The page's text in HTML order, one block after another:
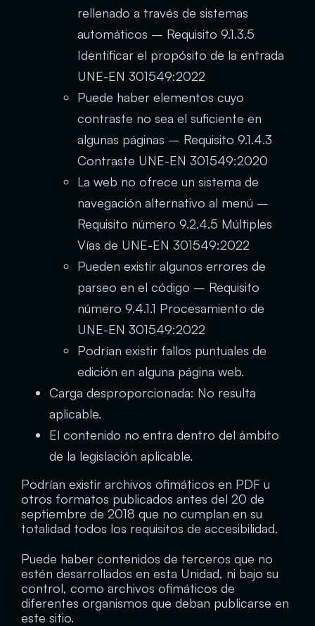
rellenado a través de sistemas
automáticos – Requisito 9.1.3.5
Identificar el propósito de la entrada
UNE-EN 301549:2022
Puede haber elementos cuyo
contraste no sea el suficiente en
algunas páginas – Requisito 9.1.4.3
Contraste UNE-EN 301549:2020
La web no ofrece un sistema de
navegación alternativo al menú –
Requisito número 9.2.4.5 Múltiples
Vías de UNE-EN 301549:2022
Pueden existir algunos errores de
parseo en el código – Requisito
número 9.4.1.1 Procesamiento de
UNE-EN 301549:2022
Podrían existir fallos puntuales de
edición en alguna página web.
Carga desproporcionada: No resulta
aplicable.
El contenido no entra dentro del ámbito
de la legislación aplicable.
Podrían existir archivos ofimáticos en PDF u
otros formatos publicados antes del 20 de
septiembre de 2018 que no cumplan en su
totalidad todos los requisitos de accesibilidad.
Puede haber contenidos de terceros que no
estén desarrollados en esta Unidad, ni bajo su
control, como archivos ofimáticos de
diferentes organismos que deban publicarse en
este sitio.